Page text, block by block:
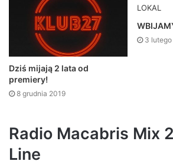
Dziś mijają 2 lata od
premiery!
8 grudnia 2019
3
Radio Macabris Mix
Line